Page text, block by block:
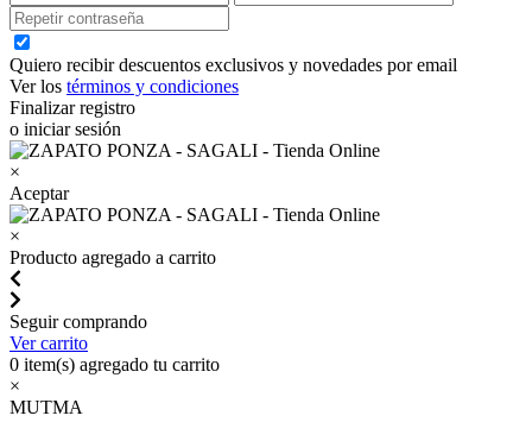
Quiero recibir descuentos exclusivos y novedades por email
Ver los términos y condiciones
Finalizar registro
o iniciar sesión
×
Aceptar
×
Producto agregado a carrito
Seguir comprando
Ver carrito
0 item(s) agregado tu carrito
×
MUTMA